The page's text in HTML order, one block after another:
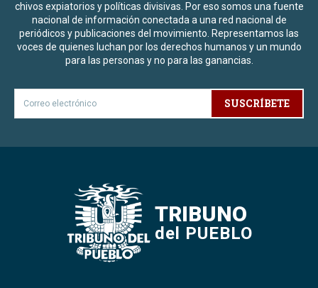
chivos expiatorios y políticas divisivas. Por eso somos una fuente
nacional de información conectada a una red nacional de
periódicos y publicaciones del movimiento. Representamos las
voces de quienes luchan por los derechos humanos y un mundo
para las personas y no para las ganancias.
SUSCRÍBETE
TRIBUNO
del PUEBLO